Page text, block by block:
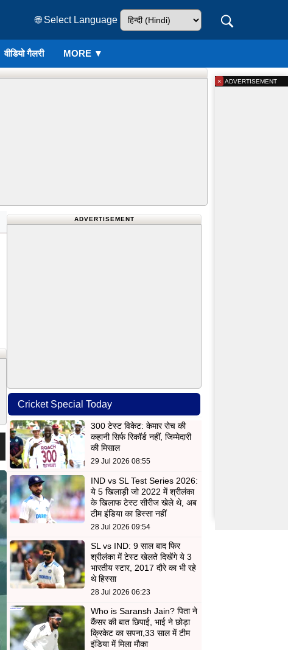
🌐 Select Language
वीडियो गैलरी MORE ▼
ADVERTISEMENT
Cricket Special Today
300 टेस्ट विकेट: केमार रोच की
कहानी सिर्फ रिकॉर्ड नहीं, जिम्मेदारी
की मिसाल
29 Jul 2026 08:55
IND vs SL Test Series 2026:
ये 5 खिलाड़ी जो 2022 में श्रीलंका
के खिलाफ टेस्ट सीरीज खेले थे, अब
टीम इंडिया का हिस्सा नहीं
28 Jul 2026 09:54
SL vs IND: 9 साल बाद फिर
श्रीलंका में टेस्ट खेलते दिखेंगे ये 3
भारतीय स्टार, 2017 दौरे का भी रहे
थे हिस्सा
28 Jul 2026 06:23
Who is Saransh Jain? पिता ने
कैंसर की बात छिपाई, भाई ने छोड़ा
क्रिकेट का सपना,33 साल में टीम
इंडिया में मिला मौका
ADVERTISEMENT
×